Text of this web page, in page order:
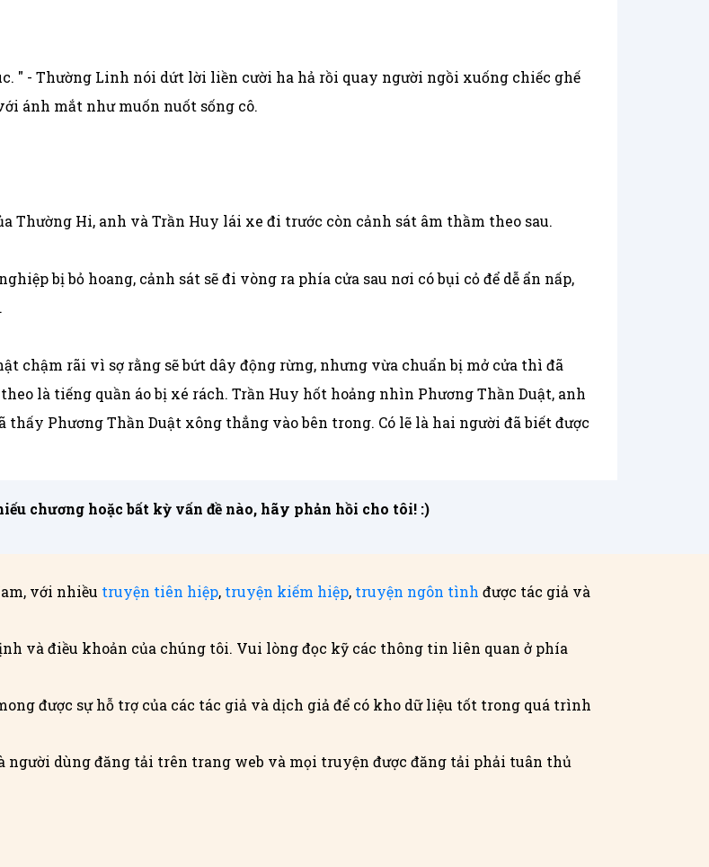
" - Thường Linh nói dứt lời liền cười ha hả rồi quay người ngồi xuống chiếc ghế
ánh mắt như muốn nuốt sống cô.
Hi, anh và Trần Huy lái xe đi trước còn cảnh sát âm thầm theo sau.
bị bỏ hoang, cảnh sát sẽ đi vòng ra phía cửa sau nơi có bụi cỏ để dễ ẩn nấp,
chậm rãi vì sợ rằng sẽ bứt dây động rừng, nhưng vừa chuẩn bị mở cửa thì đã
là tiếng quần áo bị xé rách. Trần Huy hốt hoảng nhìn Phương Thần Duật, anh
Phương Thần Duật xông thẳng vào bên trong. Có lẽ là hai người đã biết được
chương hoặc bất kỳ vấn đề nào, hãy phản hồi cho tôi! :)
với nhiều truyện tiên hiệp, truyện kiếm hiệp, truyện ngôn tình được tác giả và
và điều khoản của chúng tôi. Vui lòng đọc kỹ các thông tin liên quan ở phía
được sự hỗ trợ của các tác giả và dịch giả để có kho dữ liệu tốt trong quá trình
dùng đăng tải trên trang web và mọi truyện được đăng tải phải tuân thủ